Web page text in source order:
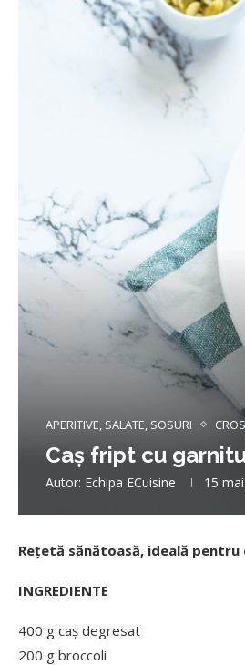
APERITIVE, SALATE, SOSURI
Caș fript cu
Autor: Echipa ECuisine 15
Rețetă sănătoasă, ideală
INGREDIENTE
400 g caș degresat
200 g broccoli